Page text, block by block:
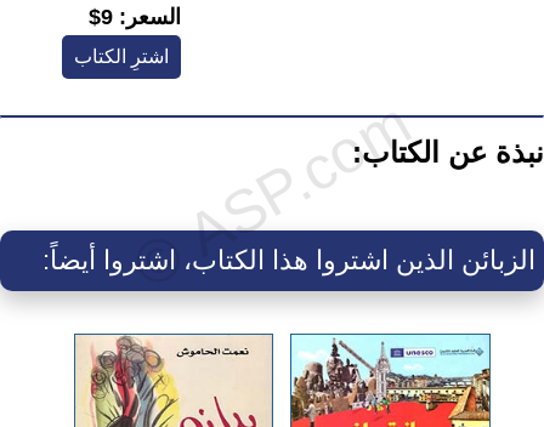
السعر: 9$
اشترِ الكتاب
نبذة عن الكتاب:
الزبائن الذين اشتروا هذا الكتاب، اشتروا أيضاً: